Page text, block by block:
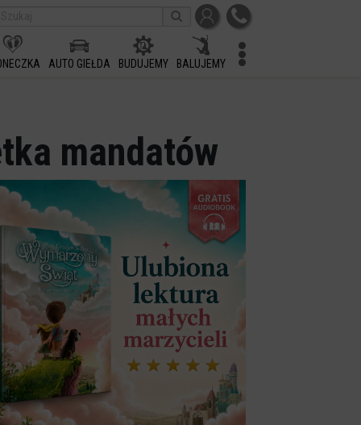
AUTO GIEŁDA BUDUJEMY BALUJEMY
mandatów